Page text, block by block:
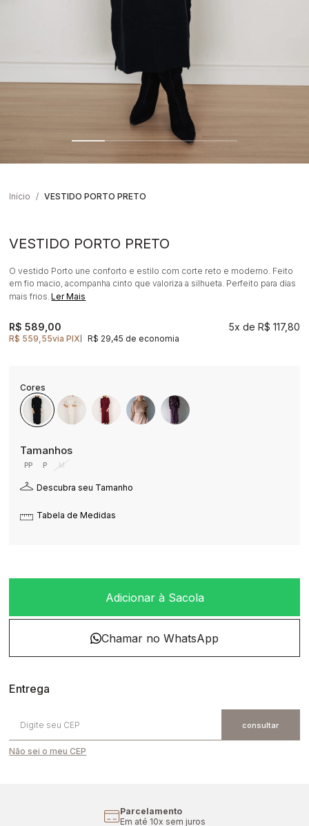
Início VESTIDO PORTO PRETO
VESTIDO PORTO PRETO
O vestido Porto une conforto e estilo com corte reto e moderno. Feito
em fio macio, acompanha cinto que valoriza a silhueta. Perfeito para dias
mais frios.Ler Mais
R$ 559,55via PIX R$ 29,45 de economia
R$ 589,00 5x R$ 117,80
PP P M
Descubra seu Tamanho
Tabela de Medidas
Adicionar à Sacola
Não sei o meu CEP
Parcelamento
Em até 10x sem juros